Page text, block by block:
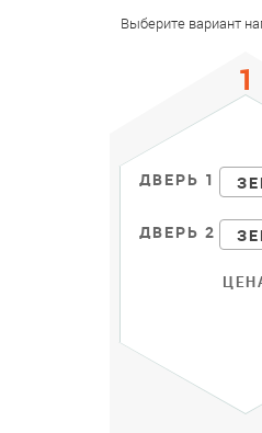
Выберите вариант
ДВЕРЬ 1
ДВЕРЬ 2